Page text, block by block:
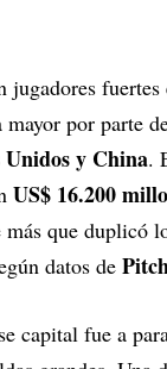
jugadores fuertes
por parte
Unidos y China.
US$ 16.200
que duplicó
datos de
capital fue a